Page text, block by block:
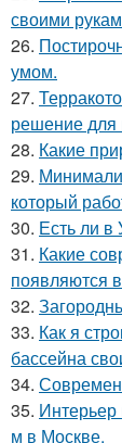
своими
26.
умом.
27.
решение для
28. Какие
29.
который
30. Есть ли в
31. Какие
появляются
32.
33. Как я
бассейна
34.
35. Интерьер
м в Москве.